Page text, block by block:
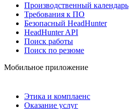
Производственный календарь
Требования к ПО
Безопасный HeadHunter
HeadHunter API
Поиск работы
Поиск по резюме
Мобильное приложение
Этика и комплаенс
Оказание услуг